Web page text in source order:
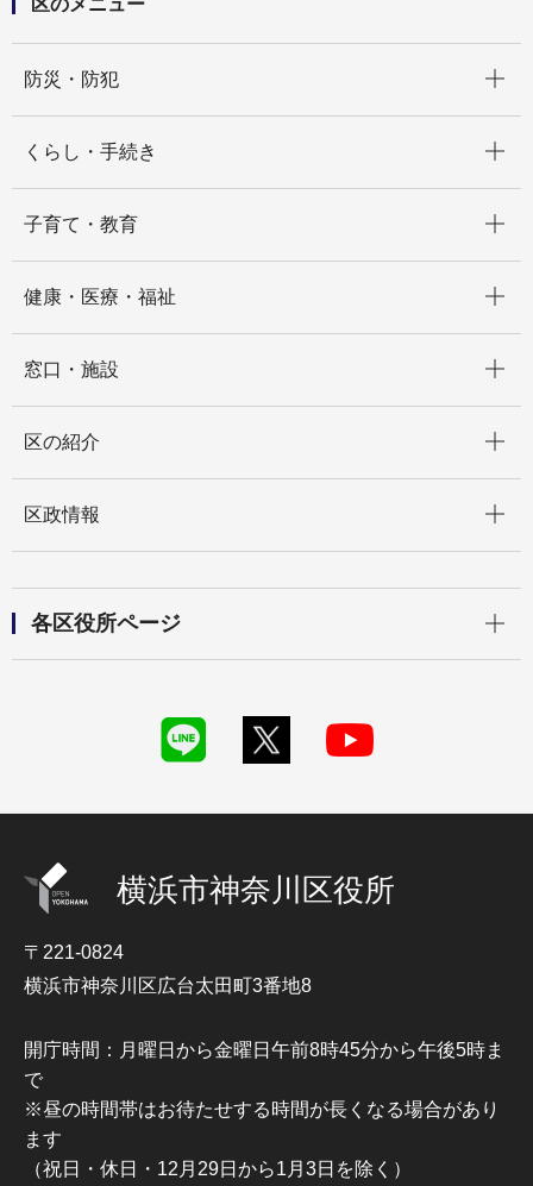
防災・防犯
くらし・手続き
子育て・教育
健康・医療・福祉
窓口・施設
区の紹介
区政情報
各区役所ページ
横浜市神奈川区役所
〒221-0824
横浜市神奈川区広台太田町3番地8
開庁時間：月曜日から金曜日午前8時45分から午後5時ま
で
※昼の時間帯はお待たせする時間が長くなる場合があり
ます
（祝日・休日・12月29日から1月3日を除く）